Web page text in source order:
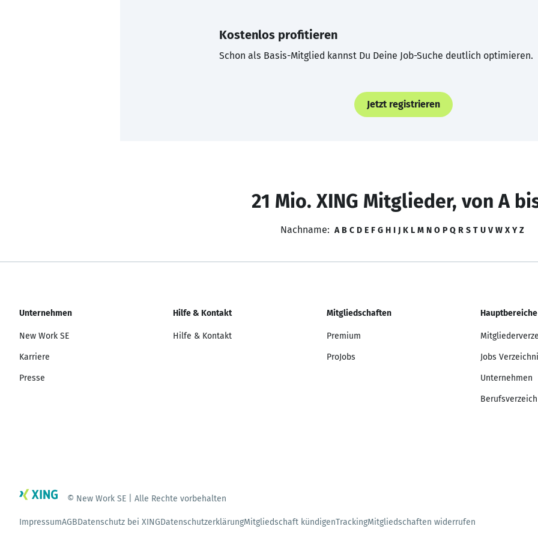
Kostenlos profitieren
Schon als Basis-Mitglied kannst Du Deine Job-Suche deutlich optimieren.
Jetzt registrieren
21 Mio. XING Mitglieder, von A
Nachname: A B C D E F G H I J K L M N O P Q R S T U V W X Y Z
Unternehmen
New Work SE
Karriere
Presse
Hilfe & Kontakt
Hilfe & Kontakt
Mitgliedschaften
Premium
ProJobs
Hauptbereiche
Jobs
Unternehmen
© New Work SE | Alle Rechte vorbehalten
ImpressumAGBDatenschutz bei XINGDatenschutzerklärungMitgliedschaft kündigenTrackingMitgliedschaften widerrufen